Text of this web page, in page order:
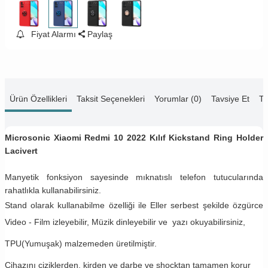
Fiyat Alarmı Paylaş
Ürün Özellikleri Taksit Seçenekleri Yorumlar (0) Tavsiye Et
Microsonic Xiaomi Redmi 10 2022 Kılıf Kickstand Ring Holder
Lacivert
Manyetik fonksiyon sayesinde mıknatıslı telefon tutucularında
rahatlıkla kullanabilirsiniz.
Stand olarak kullanabilme özelliği ile Eller serbest şekilde özgürce
Video - Film izleyebilir, Müzik dinleyebilir ve yazı okuyabilirsiniz,
TPU(Yumuşak) malzemeden üretilmiştir.
Cihazını çiziklerden, kirden ve darbe ve shocktan tamamen korur